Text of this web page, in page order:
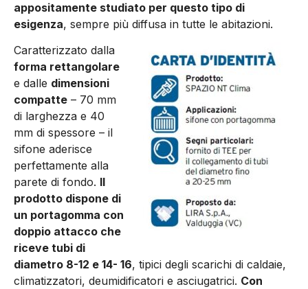
appositamente studiato per questo tipo di
esigenza, sempre più diffusa in tutte le abitazioni.
Caratterizzato dalla
forma rettangolare
e dalle dimensioni
compatte – 70 mm
di larghezza e 40
mm di spessore – il
sifone aderisce
perfettamente alla
parete di fondo. Il
prodotto dispone di
un portagomma con
doppio attacco che
riceve tubi di
diametro 8-12 e 14- 16, tipici degli scarichi di caldaie,
climatizzatori, deumidificatori e asciugatrici. Con